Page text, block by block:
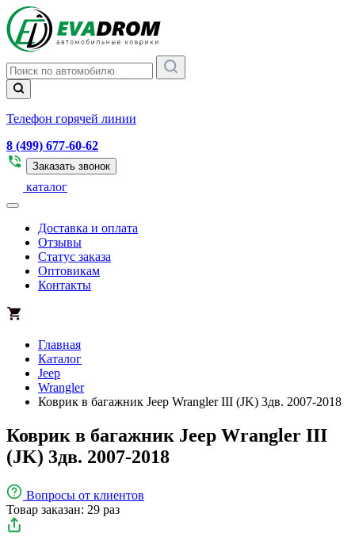
Телефон горячей линии
8 (499) 677-60-62
Заказать звонок
каталог
Доставка и оплата
Отзывы
Статус заказа
Оптовикам
Контакты
Главная
Каталог
Jeep
Wrangler
Коврик в багажник Jeep Wrangler III (JK) 3дв. 2007-2018
Коврик в багажник Jeep Wrangler III
(JK) 3дв. 2007-2018
Вопросы от клиентов
Товар заказан: 29 раз